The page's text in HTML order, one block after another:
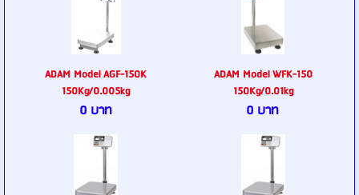
ADAM Model AGF-150K
150Kg/0.005kg
0 บาท
ADAM Model WFK-150
150Kg/0.01kg
0 บาท